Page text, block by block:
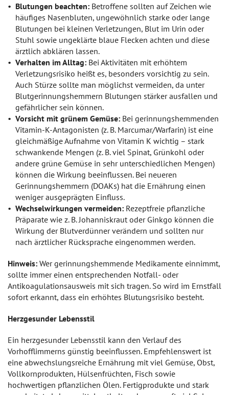
Blutungen beachten: Betroffene sollten auf Zeichen wie
häufiges Nasenbluten, ungewöhnlich starke oder lange
Blutungen bei kleinen Verletzungen, Blut im Urin oder
Stuhl sowie ungeklärte blaue Flecken achten und diese
ärztlich abklären lassen.
Verhalten im Alltag: Bei Aktivitäten mit erhöhtem
Verletzungsrisiko heißt es, besonders vorsichtig zu sein.
Auch Stürze sollte man möglichst vermeiden, da unter
Blutgerinnungshemmern Blutungen stärker ausfallen und
gefährlicher sein können.
Vorsicht mit grünem Gemüse: Bei gerinnungshemmenden
Vitamin-K-Antagonisten (z. B. Marcumar/Warfarin) ist eine
gleichmäßige Aufnahme von Vitamin K wichtig – stark
schwankende Mengen (z. B. viel Spinat, Grünkohl oder
andere grüne Gemüse in sehr unterschiedlichen Mengen)
können die Wirkung beeinflussen. Bei neueren
Gerinnungshemmern (DOAKs) hat die Ernährung einen
weniger ausgeprägten Einfluss.
Wechselwirkungen vermeiden: Rezeptfreie pflanzliche
Präparate wie z. B. Johanniskraut oder Ginkgo können die
Wirkung der Blutverdünner verändern und sollten nur
nach ärztlicher Rücksprache eingenommen werden.
Hinweis: Wer gerinnungshemmende Medikamente einnimmt,
sollte immer einen entsprechenden Notfall- oder
Antikoagulationsausweis mit sich tragen. So wird im Ernstfall
sofort erkannt, dass ein erhöhtes Blutungsrisiko besteht.
Herzgesunder Lebensstil
Ein herzgesunder Lebensstil kann den Verlauf des
Vorhofflimmerns günstig beeinflussen. Empfehlenswert ist
eine abwechslungsreiche Ernährung mit viel Gemüse, Obst,
Vollkornprodukten, Hülsenfrüchten, Fisch sowie
hochwertigen pflanzlichen Ölen. Fertigprodukte und stark